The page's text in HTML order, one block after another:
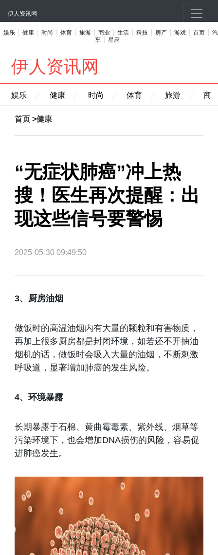
伊人资讯网
娱乐 健康 时尚 体育 旅游 商业 生活 科技 房产 游戏 首页
汽
车
星座
伊人资讯网
娱乐 健康 时尚 体育 旅游 商
首页 >健康
“无症状肺癌”冲上热
搜！医生再次提醒：出
现这些信号要警惕
2025-05-30 09:49:50
3、厨房油烟
做饭时的高温油烟内有大量的颗粒和有害物质，
再加上很多厨房都是封闭环境，如若还不开抽油
烟机的话，做饭时会吸入大量的油烟，不断刺激
呼吸道，显著增加肺癌的发生风险。
4、环境暴露
长期暴露于石棉、黄曲霉毒素、紫外线、烟草等
污染环境下，也会增加DNA损伤的风险，容易促
进肺癌发生。